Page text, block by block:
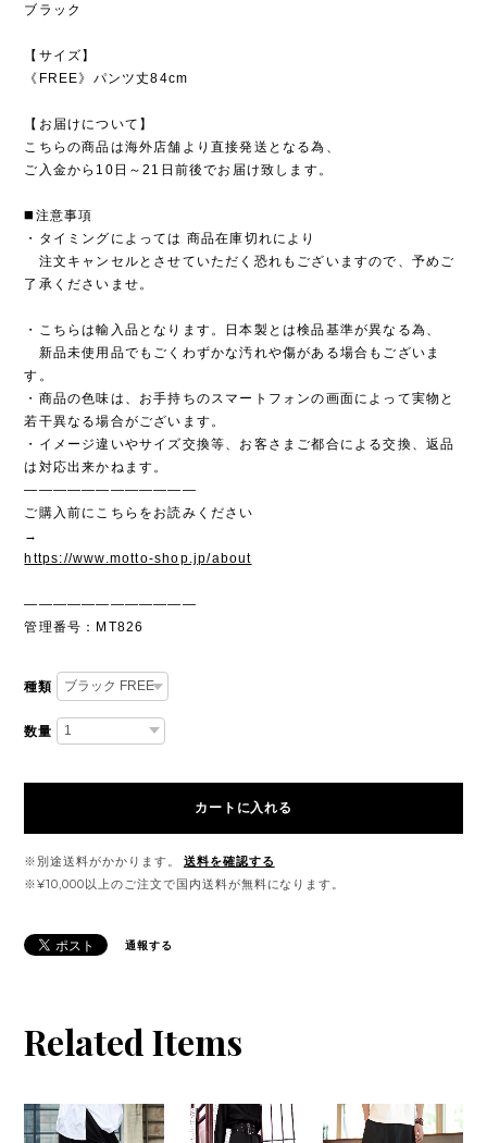
ブラック
【サイズ】
《FREE》パンツ丈84cm
【お届けについて】
こちらの商品は海外店舗より直接発送となる為、
ご入金から10日～21日前後でお届け致します。
◼️注意事項
・タイミングによっては 商品在庫切れにより
注文キャンセルとさせていただく恐れもございますので、予めご
了承くださいませ。
・こちらは輸入品となります。日本製とは検品基準が異なる為、
新品未使用品でもごくわずかな汚れや傷がある場合もございま
す。
・商品の色味は、お手持ちのスマートフォンの画面によって実物と
若干異なる場合がございます。
・イメージ違いやサイズ交換等、お客さまご都合による交換、返品
は対応出来かねます。
————————————
ご購入前にこちらをお読みください
→
https://www.motto-shop.jp/about
————————————
管理番号：MT826
種類
数量
カートに入れる
※別途送料がかかります。
送料を確認する
※¥10,000以上のご注文で国内送料が無料になります。
通報する
Related Items